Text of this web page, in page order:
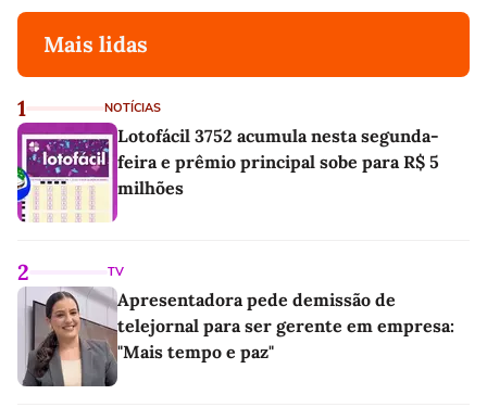
Mais lidas
1 NOTÍCIAS
Lotofácil 3752 acumula nesta segunda-
feira e prêmio principal sobe para R$ 5
milhões
2 TV
Apresentadora pede demissão de
telejornal para ser gerente em empresa:
"Mais tempo e paz"